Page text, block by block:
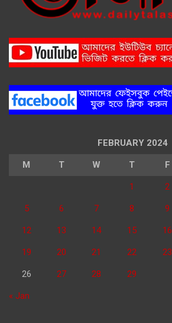
FEBRUARY 2024
M T W T F
1 2
5 6 7 8 9
12 13 14 15 16
19 20 21 22 23
26 27 28 29
« Jan